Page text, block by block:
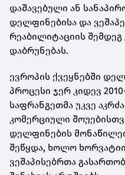
დაშავებული ან
დელფინებისა და
რეაბილიტაციის შემდეგ
დაბრუნებას.
ევროპის ქვეყნებში
პროცესი ჯერ კიდევ
საფრანგეთმა უკვე
კომერციული
დელფინების
შეწყდა, ხოლო
ვეშაპისებრთა